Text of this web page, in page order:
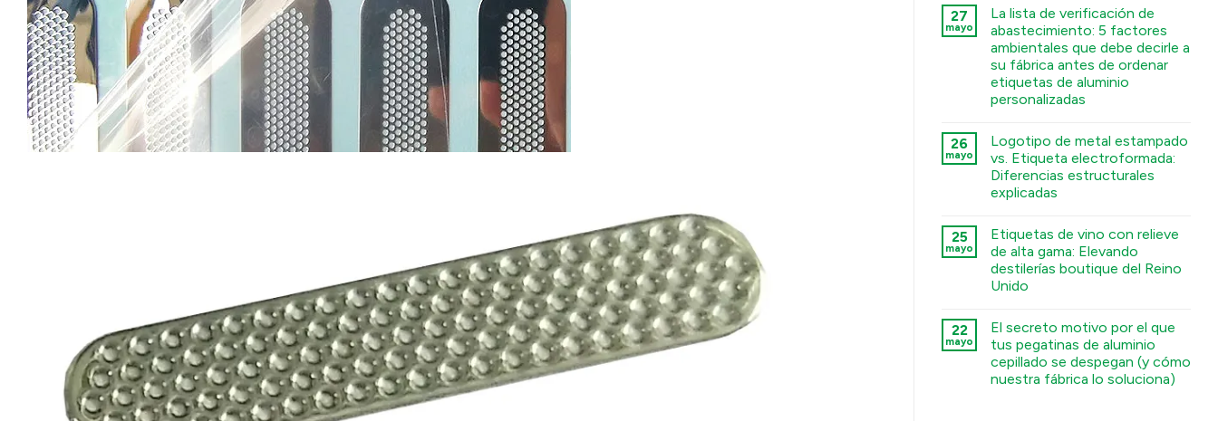
नहीं
Deep
Engraving
Metal
Nametags:
A
Guide
to
Chemical
and
Stamping
Processes
में
27
mayo
La lista de verificación de
abastecimiento: 5 factores
ambientales que debe decirle a
su fábrica antes de ordenar
etiquetas de aluminio
personalizadas
नहीं
Sourcing
Checklist:
5
Environmental
Must
Tell
Your
Factory
Before
Ordering
Labels
में
26
mayo
Logotipo de metal estampado
vs. Etiqueta electroformada:
Diferencias estructurales
explicadas
नहीं
Stamped
Metal
Logo
vs.
Electroformed
Differences
Explained
में
25
mayo
Etiquetas de vino con relieve
de alta gama: Elevando
destilerías boutique del Reino
Unido
नहीं
Premium
Embossed
Wine
Labels:
Elevating
22
mayo
El secreto motivo por el que
tus pegatinas de aluminio
cepillado se despegan (y cómo
nuestra fábrica lo soluciona)